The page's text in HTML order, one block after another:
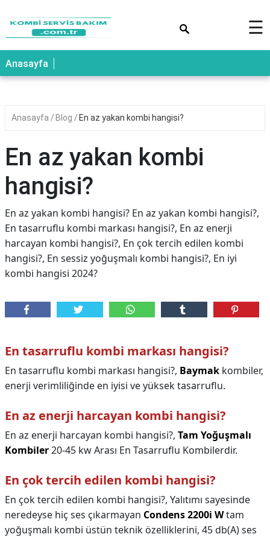
☰
Anasayfa
Anasayfa Blog En az yakan kombi hangisi?
En az yakan kombi
hangisi?
En az yakan kombi hangisi? En az yakan kombi hangisi?,
En tasarruflu kombi markası hangisi?, En az enerji
harcayan kombi hangisi?, En çok tercih edilen kombi
hangisi?, En sessiz yoğuşmalı kombi hangisi?, En iyi
kombi hangisi 2024?
En tasarruflu kombi markası hangisi?
En tasarruflu kombi markası hangisi?, Baymak kombiler,
enerji verimliliğinde en iyisi ve yüksek tasarruflu.
En az enerji harcayan kombi hangisi?
En az enerji harcayan kombi hangisi?, Tam Yoğuşmalı
Kombiler20-45 kw Arası En Tasarruflu Kombilerdir.
En çok tercih edilen kombi hangisi?
En çok tercih edilen kombi hangisi?, Yalıtımı sayesinde
neredeyse hiç ses çıkarmayan Condens 2200i Wtam
yoğuşmalı kombi üstün teknik özelliklerini, 45 db(A) ses